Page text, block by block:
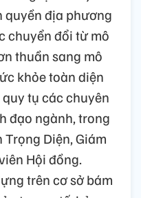
quyền địa phương
chuyển đổi từ mô
thuần sang mô
khỏe toàn diện
tụ các chuyên
đạo ngành, trong
Diện, Giám
Hội đồng.
trên cơ sở bám